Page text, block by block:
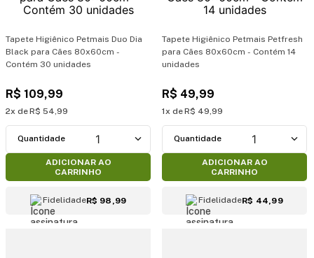
Tapete Higiênico Petmais Duo Dia
Black para Cães 80x60cm -
Contém 30 unidades
R$ 109,99
2 R$ 54,99
1
ADICIONAR AO
CARRINHO
FidelidadeR$ 98,99
Tapete Higiênico Petmais Petfresh
para Cães 80x60cm - Contém 14
unidades
R$ 49,99
1 R$ 49,99
1
ADICIONAR AO
CARRINHO
FidelidadeR$ 44,99